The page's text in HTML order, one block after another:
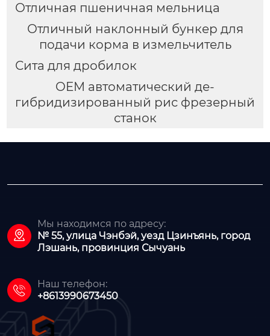
Отличная пшеничная мельница
Отличный наклонный бункер для
подачи корма в измельчитель
Сита для дробилок
OEM автоматический де-
гибридизированный рис фрезерный
станок

Мы находимся по адресу:
№ 55, улица Чэнбэй, уезд Цзинъянь, город
Лэшань, провинция Сычуань

Наш телефон:
+8613990673450